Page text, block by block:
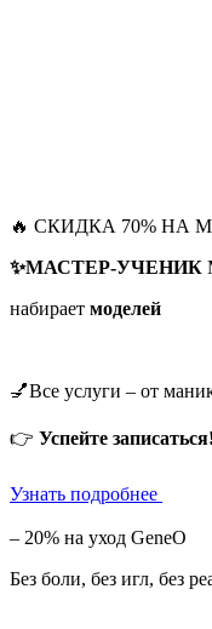
🔥 СКИДКА 70% НА
✨МАСТЕР-УЧЕНИК
набирает моделей
💅Все услуги – от
👉 Успейте записаться!
Узнать подробнее
– 20% на уход GeneO
Без боли, без игл, без